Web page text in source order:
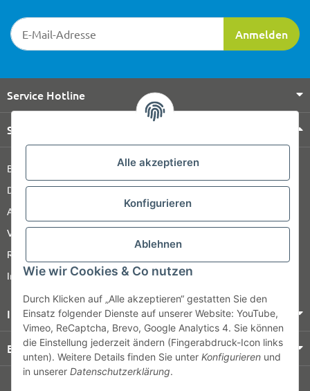
Alle akzeptieren
Konfigurieren
Ablehnen
Wie wir Cookies & Co nutzen
Durch Klicken auf „Alle akzeptieren“ gestatten Sie den
Einsatz folgender Dienste auf unserer Website: YouTube,
Vimeo, ReCaptcha, Brevo, Google Analytics 4. Sie können
die Einstellung jederzeit ändern (Fingerabdruck-Icon links
unten). Weitere Details finden Sie unter Konfigurieren und
in unserer Datenschutzerklärung.
Newsletter-Registrierung
Anmelden
Service Hotline
Shop Service
Barrierefreiheitserklärung
Datenschutz
AGB
Versandinformationen
Retour
Impressum
Informationen
Bezahlung & Versand
© HOZ MEDI WERK